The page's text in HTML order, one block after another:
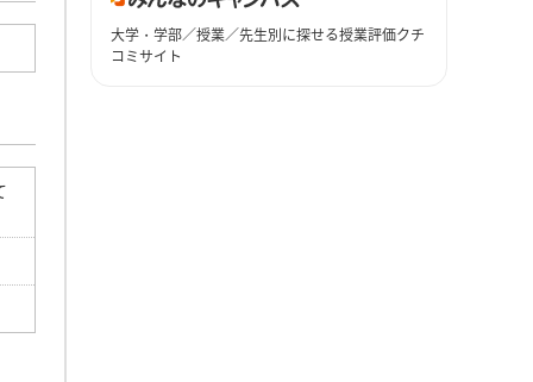
大学・学部／授業／先生別に探せる授業評価クチ
コミサイト